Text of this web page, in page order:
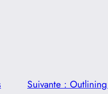
Suivante : Outlining